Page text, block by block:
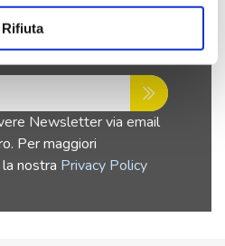
Rifiutaper ricevere
e sconti riservati.
Newsletter via email
Per maggiori
nostra Privacy Policy